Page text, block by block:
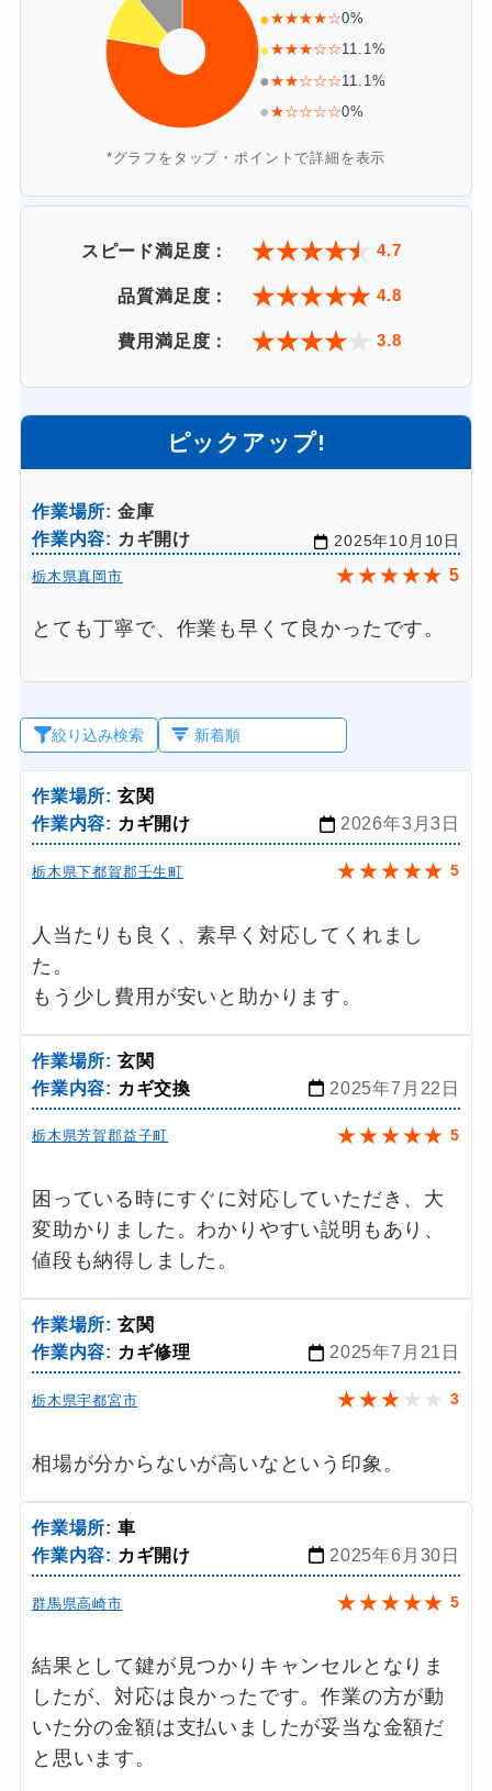
●★★★★☆0%
●★★★☆☆11.1%
●★★☆☆☆11.1%
● ★☆☆☆☆0%
*グラフをタップ・ポイントで詳細を表示
スピード満足度： ★★★★★ 4.7
品質満足度： ★★★★★ 4.8
費用満足度： ★★★★ 3.8
ピックアップ!
作業場所: 金庫
作業内容: カギ開け 2025年10月10日
栃木県真岡市 ★★★★★ 5
とても丁寧で、作業も早くて良かったです。
絞り込み検索
作業場所: 玄関
作業内容: カギ開け 2026年3月3日
栃木県下都賀郡壬生町 ★★★★★ 5
人当たりも良く、素早く対応してくれまし
た。
もう少し費用が安いと助かります。
作業場所: 玄関
作業内容: カギ交換 2025年7月22日
栃木県芳賀郡益子町 ★★★★★ 5
困っている時にすぐに対応していただき、大
変助かりました。わかりやすい説明もあり、
値段も納得しました。
作業場所: 玄関
作業内容: カギ修理 2025年7月21日
栃木県宇都宮市 ★★★ ★ ★ 3
相場が分からないが高いなという印象。
作業場所: 車
作業内容: カギ開け 2025年6月30日
群馬県高崎市 ★★★★★ 5
結果として鍵が見つかりキャンセルとなりま
したが、対応は良かったです。作業の方が動
いた分の金額は支払いましたが妥当な金額だ
と思います。